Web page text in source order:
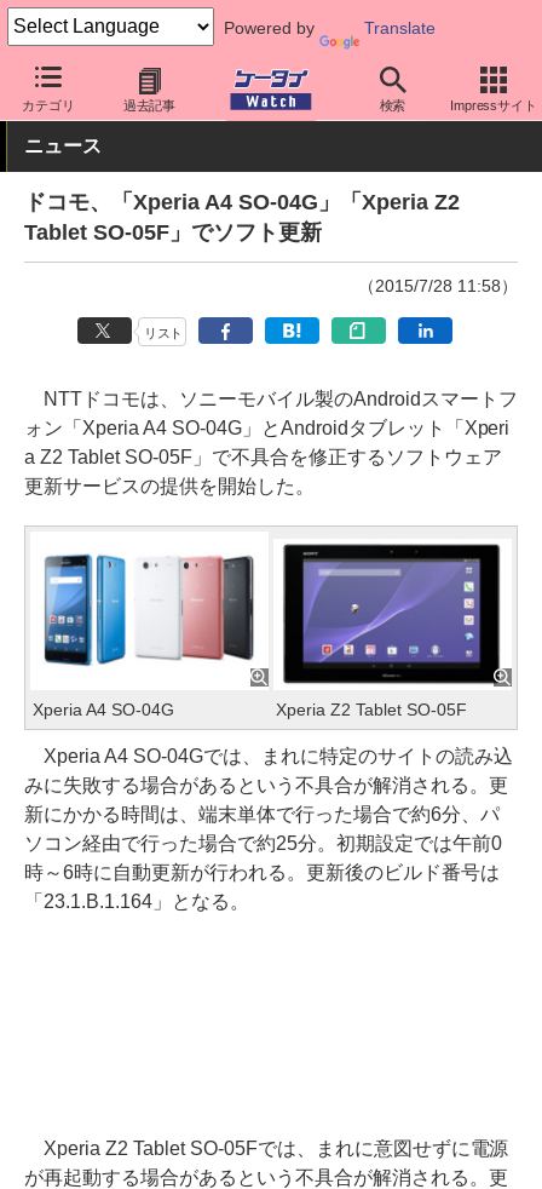
Powered by Translate
カテゴリ 過去記事 検索 Impressサイト
ケータイ Watch キャリア ドコモ ソフト更新
ニュース
ドコモ、「Xperia A4 SO-04G」「Xperia Z2
Tablet SO-05F」でソフト更新
（2015/7/28 11:58）
リスト
NTTドコモは、ソニーモバイル製のAndroidスマートフ
ォン「Xperia A4 SO-04G」とAndroidタブレット「Xperi
a Z2 Tablet SO-05F」で不具合を修正するソフトウェア
更新サービスの提供を開始した。
Xperia A4 SO-04G Xperia Z2 Tablet SO-05F
Xperia A4 SO-04Gでは、まれに特定のサイトの読み込
みに失敗する場合があるという不具合が解消される。更
新にかかる時間は、端末単体で行った場合で約6分、パ
ソコン経由で行った場合で約25分。初期設定では午前0
時～6時に自動更新が行われる。更新後のビルド番号は
「23.1.B.1.164」となる。
Xperia Z2 Tablet SO-05Fでは、まれに意図せずに電源
が再起動する場合があるという不具合が解消される。更